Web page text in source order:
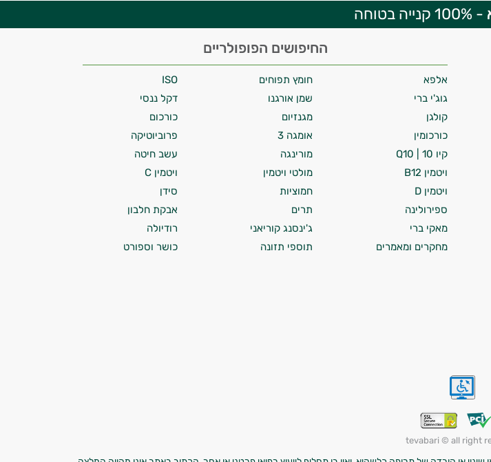
- 100% קנייה בטוחה
החיפושים הפופולריים
אלפא חומץ תפוחים
ISO
גוג'י ברי
שמן אורגנו
דקל ננסי
קולגן
מגנזיום
כורכום
כורכומין
אומגה 3
פרוביוטיקה
קיו 10 | Q10
מורינגה
עשב חיטה
ויטמין B12
מולטי ויטמין
ויטמין C
ויטמין D
חמוציות
סידן
ספירולינה
תרים
אבקת חלבון
מאקי ברי
ג'ינסנג קוריאני
רודיולה
מחקרים ומאמרים
תוספי תזונה כושר וספורט
tevabari © all right